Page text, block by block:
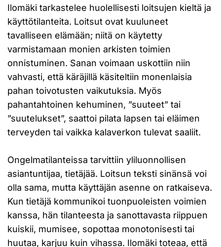
Ilomäki tarkastelee huolellisesti loitsujen kieltä ja
käyttötilanteita. Loitsut ovat kuuluneet
tavalliseen elämään; niitä on käytetty
varmistamaan monien arkisten toimien
onnistuminen. Sanan voimaan uskottiin niin
vahvasti, että käräjillä käsiteltiin monenlaisia
pahan toivotusten vaikutuksia. Myös
pahantahtoinen kehuminen, ”suuteet” tai
”suutelukset”, saattoi pilata lapsen tai eläimen
terveyden tai vaikka kalaverkon tulevat saaliit.
Ongelmatilanteissa tarvittiin yliluonnollisen
asiantuntijaa, tietäjää. Loitsun teksti sinänsä voi
olla sama, mutta käyttäjän asenne on ratkaiseva.
Kun tietäjä kommunikoi tuonpuoleisten voimien
kanssa, hän tilanteesta ja sanottavasta riippuen
kuiskii, mumisee, sopottaa monotonisesti tai
huutaa, karjuu kuin vihassa. Ilomäki toteaa, että